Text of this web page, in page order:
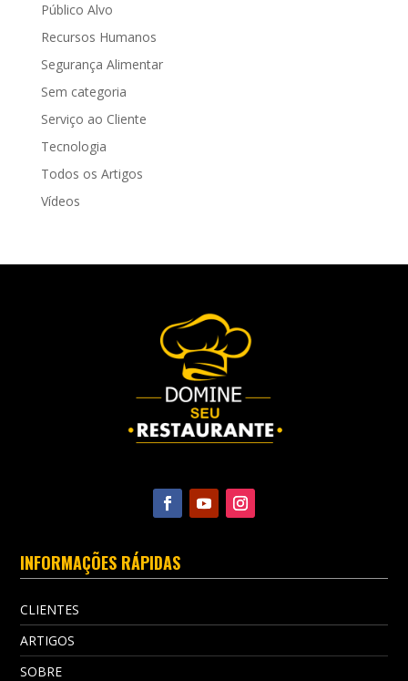
Público Alvo
Recursos Humanos
Segurança Alimentar
Sem categoria
Serviço ao Cliente
Tecnologia
Todos os Artigos
Vídeos
INFORMAÇÕES RÁPIDAS
CLIENTES
ARTIGOS
SOBRE